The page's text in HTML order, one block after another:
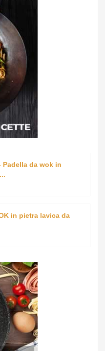
Padella da wok in
in pietra lavica da